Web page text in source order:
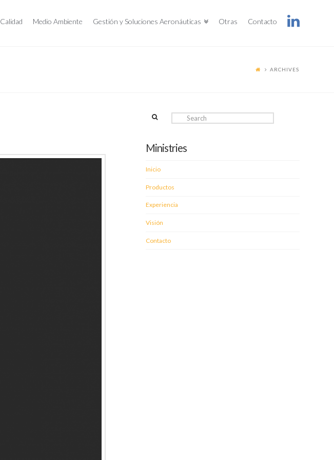
Calidad Medio Ambiente Gestión y Soluciones Aeronáuticas Otras Contacto
ARCHIVES
Ministries
Inicio
Productos
Experiencia
Visión
Contacto